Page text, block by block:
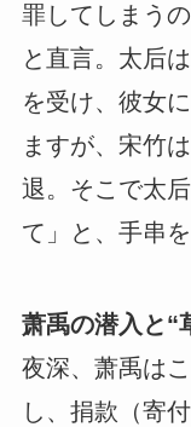
罪してしまう
と直言。太后
を受け、彼女
ますが、宋竹
退。そこで太
て」と、手串
萧禹の潜入と“
夜深、萧禹は
し、捐款（寄